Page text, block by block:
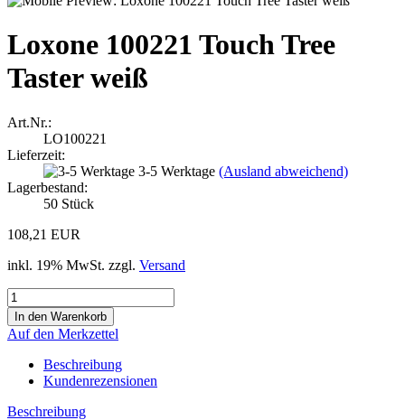
Loxone 100221 Touch Tree
Taster weiß
Art.Nr.:
LO100221
Lieferzeit:
3-5 Werktage (Ausland abweichend)
Lagerbestand:
50 Stück
108,21 EUR
inkl. 19% MwSt. zzgl. Versand
Auf den Merkzettel
Beschreibung
Kundenrezensionen
Beschreibung